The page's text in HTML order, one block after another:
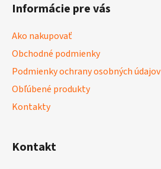
Informácie pre vás
Ako nakupovať
Obchodné podmienky
Podmienky ochrany osobných údajov
Obľúbené produkty
Kontakty
Kontakt